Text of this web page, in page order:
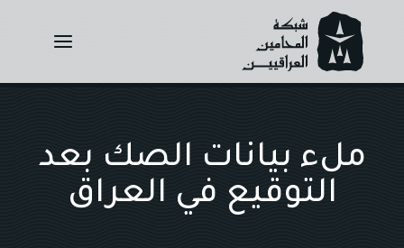
content
ملء بيانات الصك بعد
التوقيع في العراق